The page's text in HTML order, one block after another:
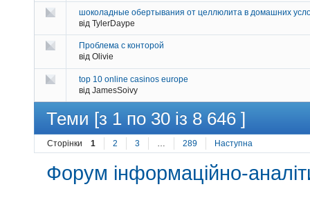
шоколадные обертывания от целлюлита в домашних
від TylerDaype
Проблема с конторой
від Olivie
top 10 online casinos europe
від JamesSoivy
Теми [з 1 по 30 із 8 646 ]
Сторінки 1 2 3 … 289 Наступна
Форум інформаційно-